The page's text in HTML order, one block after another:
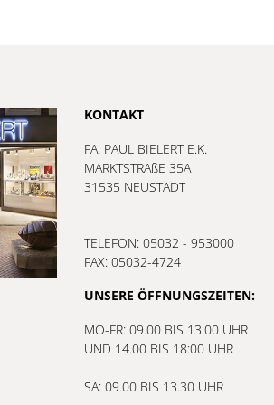
KONTAKT
FA. PAUL BIELERT E.K.
MARKTSTRAßE 35A
31535 NEUSTADT
TELEFON: 05032 - 953000
FAX: 05032-4724
UNSERE ÖFFNUNGSZEITEN:
MO-FR: 09.00 BIS 13.00 UHR
UND 14.00 BIS 18:00 UHR
SA: 09.00 BIS 13.30 UHR